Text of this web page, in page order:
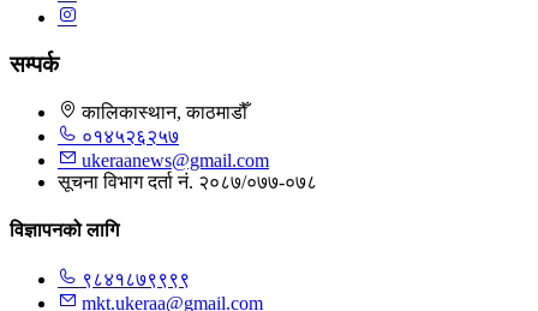
सम्पर्क
कालिकास्थान, काठमाडौँ
०१४५२६२५७
ukeraanews@gmail.com
सूचना विभाग दर्ता नं. २०८७/०७७-०७८
विज्ञापनको लागि
९८४१८७९९९९
mkt.ukeraa@gmail.com